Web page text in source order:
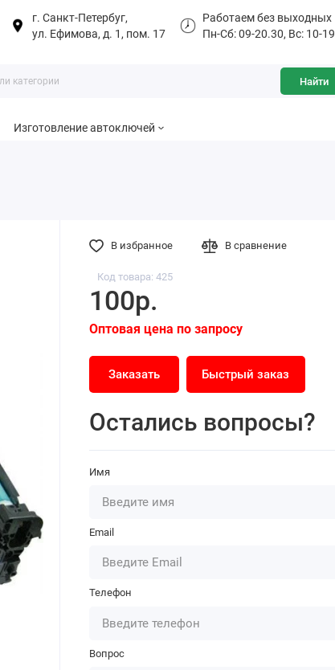
г. Санкт-Петербуг,
ул. Ефимова, д. 1, пом. 17
Работаем без выходных
Пн-Сб: 09-20.30, Вс: 10-19
Найти
Изготовление автоключей
Код товара: 425
100р.
Оптовая цена по запросу
Заказать Быстрый заказ
Остались вопросы?
Имя
Email
Телефон
Вопрос
В избранное В сравнение